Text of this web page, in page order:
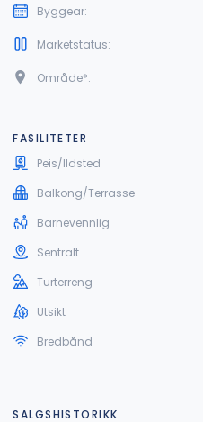
Byggear:
Marketstatus:
Område*:
FASILITETER
Peis/Ildsted
Balkong/Terrasse
Barnevennlig
Sentralt
Turterreng
Utsikt
Bredbånd
SALGSHISTORIKK